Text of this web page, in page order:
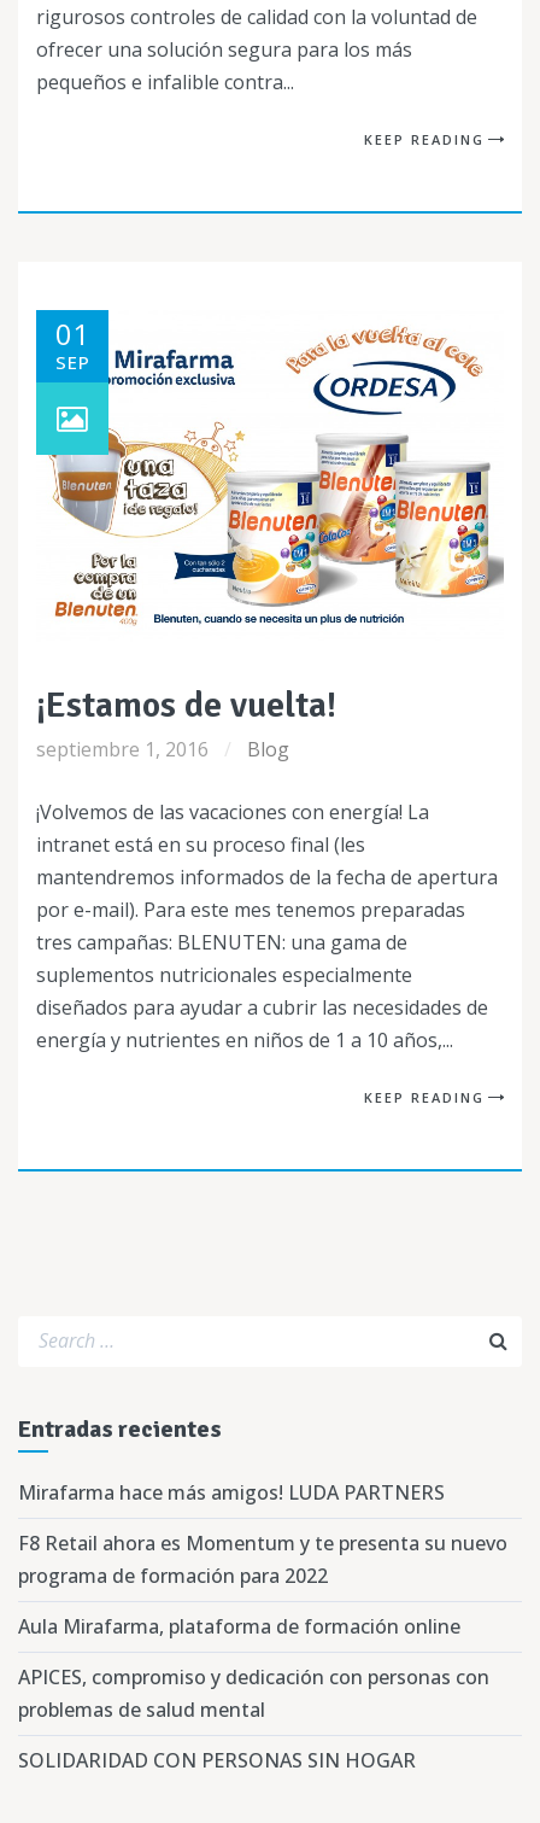
rigurosos controles de calidad con la voluntad de
ofrecer una solución segura para los más
pequeños e infalible contra...
KEEP READING
01
SEP
¡Estamos de vuelta!
septiembre 1, 2016 Blog
¡Volvemos de las vacaciones con energía! La
intranet está en su proceso final (les
mantendremos informados de la fecha de apertura
por e-mail). Para este mes tenemos preparadas
tres campañas: BLENUTEN: una gama de
suplementos nutricionales especialmente
diseñados para ayudar a cubrir las necesidades de
energía y nutrientes en niños de 1 a 10 años,...
KEEP READING
Entradas recientes
Mirafarma hace más amigos! LUDA PARTNERS
F8 Retail ahora es Momentum y te presenta su nuevo
programa de formación para 2022
Aula Mirafarma, plataforma de formación online
APICES, compromiso y dedicación con personas con
problemas de salud mental
SOLIDARIDAD CON PERSONAS SIN HOGAR